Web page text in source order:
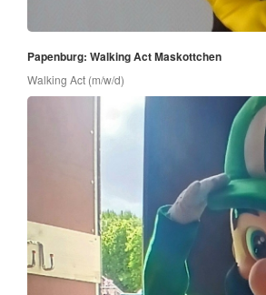
Papenburg: Walking Act Maskottchen
Walking Act (m/w/d)